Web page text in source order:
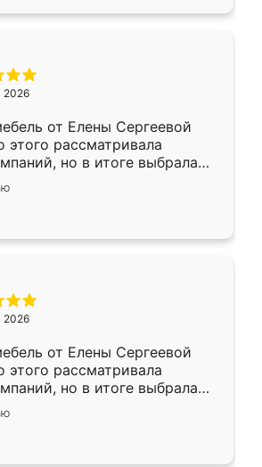
2026
от Елены Сергеевой
этого рассматривала
но в итоге выбрала
условия, потом
всё спокойно объяснил
Изготовили в срок, с
Качеством осталась
выглядит так, как и ожидала.
2026
от Елены Сергеевой
этого рассматривала
но в итоге выбрала
условия, потом
всё спокойно объяснил
Изготовили в срок, с